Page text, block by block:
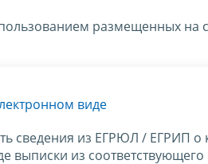
размещенных на
виде
сведения из ЕГРЮЛ / ЕГРИП
из соответствующего